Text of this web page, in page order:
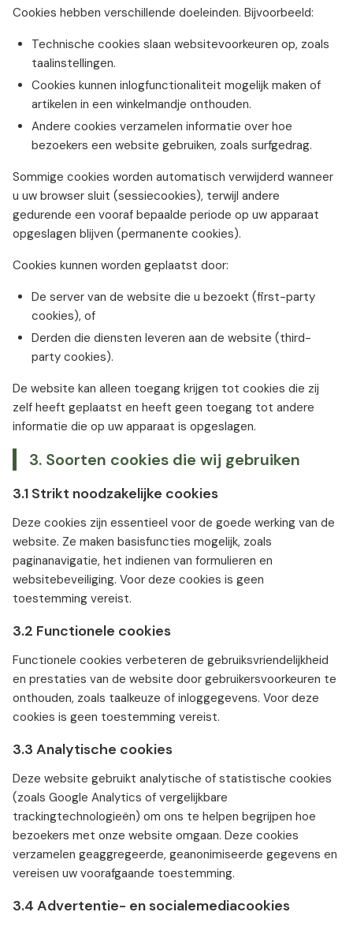
Cookies hebben verschillende doeleinden. Bijvoorbeeld:
Technische cookies slaan websitevoorkeuren op, zoals
taalinstellingen.
Cookies kunnen inlogfunctionaliteit mogelijk maken of
artikelen in een winkelmandje onthouden.
Andere cookies verzamelen informatie over hoe
bezoekers een website gebruiken, zoals surfgedrag.
Sommige cookies worden automatisch verwijderd wanneer
u uw browser sluit (sessiecookies), terwijl andere
gedurende een vooraf bepaalde periode op uw apparaat
opgeslagen blijven (permanente cookies).
Cookies kunnen worden geplaatst door:
De server van de website die u bezoekt (first-party
cookies), of
Derden die diensten leveren aan de website (third-
party cookies).
De website kan alleen toegang krijgen tot cookies die zij
zelf heeft geplaatst en heeft geen toegang tot andere
informatie die op uw apparaat is opgeslagen.
3. Soorten cookies die wij gebruiken
3.1 Strikt noodzakelijke cookies
Deze cookies zijn essentieel voor de goede werking van de
website. Ze maken basisfuncties mogelijk, zoals
paginanavigatie, het indienen van formulieren en
websitebeveiliging. Voor deze cookies is geen
toestemming vereist.
3.2 Functionele cookies
Functionele cookies verbeteren de gebruiksvriendelijkheid
en prestaties van de website door gebruikersvoorkeuren te
onthouden, zoals taalkeuze of inloggegevens. Voor deze
cookies is geen toestemming vereist.
3.3 Analytische cookies
Deze website gebruikt analytische of statistische cookies
(zoals Google Analytics of vergelijkbare
trackingtechnologieën) om ons te helpen begrijpen hoe
bezoekers met onze website omgaan. Deze cookies
verzamelen geaggregeerde, geanonimiseerde gegevens en
vereisen uw voorafgaande toestemming.
3.4 Advertentie- en socialemediacookies